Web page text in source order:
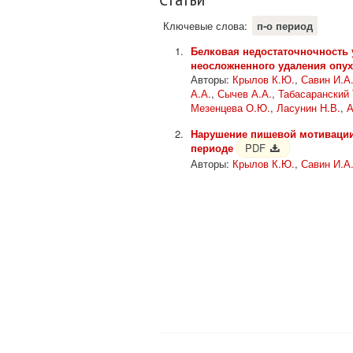
Ключевые слова:
п-о период
Белковая
неосложненного удаления
Авторы: Крылов К.Ю., Савин И.А.
А.А., Сычев А.А.,
Мезенцева О.Ю., Ласунин Н.В.,
Нарушение пищевой
периоде
PDF
Авторы: Крылов К.Ю., Савин И.А.